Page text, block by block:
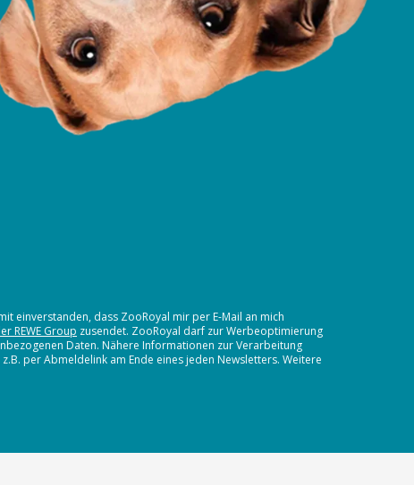
einverstanden, dass ZooRoyal mir per E-Mail an mich
REWE Group zusendet. ZooRoyal darf zur Werbeoptimierung
Daten. Nähere Informationen zur Verarbeitung
per Abmeldelink am Ende eines jeden Newsletters. Weitere